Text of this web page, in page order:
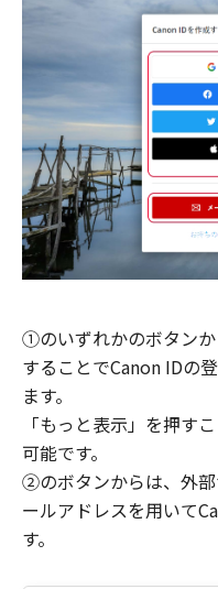
①のいずれかのボタン
することでCanon IDの
ます。
「もっと表示」を押す
可能です。
②のボタンからは、外
ールアドレスを用いて
す。